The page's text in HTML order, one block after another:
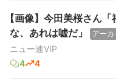
【画像】今田美桜さん
な、あれは嘘だ」
アーカ
ニュー速VIP
4
4